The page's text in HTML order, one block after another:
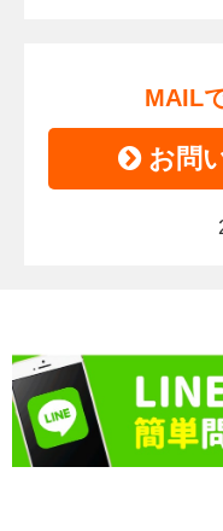
MAIL
お問